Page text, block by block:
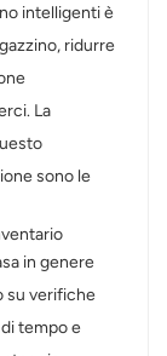
intelligenti è
ridurre
La
sono le
in genere
su verifiche
tempo e